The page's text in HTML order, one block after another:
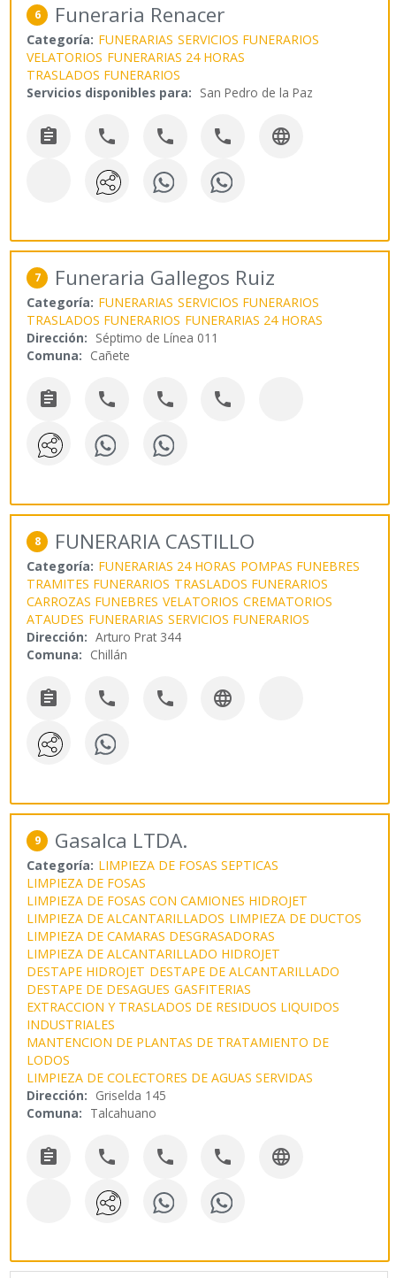
6 Funeraria Renacer
Categoría: FUNERARIAS SERVICIOS FUNERARIOS
VELATORIOS FUNERARIAS 24 HORAS
TRASLADOS FUNERARIOS
Servicios disponibles para: San Pedro de la Paz
    
7 Funeraria Gallegos Ruiz
Categoría: FUNERARIAS SERVICIOS FUNERARIOS
TRASLADOS FUNERARIOS FUNERARIAS 24 HORAS
Dirección: Séptimo de Línea 011
Comuna: Cañete
   
8 FUNERARIA CASTILLO
Categoría: FUNERARIAS 24 HORAS POMPAS FUNEBRES
TRAMITES FUNERARIOS TRASLADOS FUNERARIOS
CARROZAS FUNEBRES VELATORIOS CREMATORIOS
ATAUDES FUNERARIAS SERVICIOS FUNERARIOS
Dirección: Arturo Prat 344
Comuna: Chillán
   
9 Gasalca LTDA.
Categoría: LIMPIEZA DE FOSAS SEPTICAS
LIMPIEZA DE FOSAS
LIMPIEZA DE FOSAS CON CAMIONES HIDROJET
LIMPIEZA DE ALCANTARILLADOS LIMPIEZA DE DUCTOS
LIMPIEZA DE CAMARAS DESGRASADORAS
LIMPIEZA DE ALCANTARILLADO HIDROJET
DESTAPE HIDROJET DESTAPE DE ALCANTARILLADO
DESTAPE DE DESAGUES GASFITERIAS
EXTRACCION Y TRASLADOS DE RESIDUOS LIQUIDOS
INDUSTRIALES
MANTENCION DE PLANTAS DE TRATAMIENTO DE
LODOS
LIMPIEZA DE COLECTORES DE AGUAS SERVIDAS
Dirección: Griselda 145
Comuna: Talcahuano
    